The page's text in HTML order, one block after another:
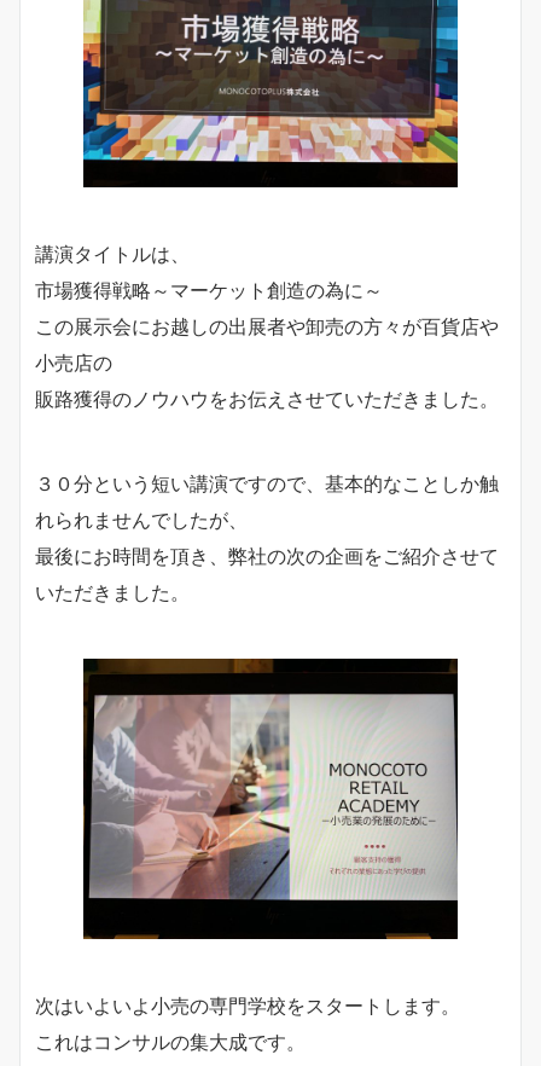
講演タイトルは、
市場獲得戦略～マーケット創造の為に～
この展示会にお越しの出展者や卸売の方々が百貨店や
小売店の
販路獲得のノウハウをお伝えさせていただきました。
３０分という短い講演ですので、基本的なことしか触
れられませんでしたが、
最後にお時間を頂き、弊社の次の企画をご紹介させて
いただきました。
次はいよいよ小売の専門学校をスタートします。
これはコンサルの集大成です。